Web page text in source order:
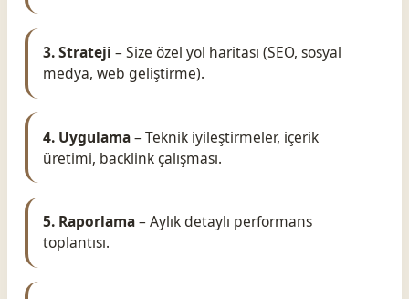
3. Strateji – Size özel yol haritası (SEO, sosyal
medya, web geliştirme).
4. Uygulama– Teknik iyileştirmeler, içerik
üretimi, backlink çalışması.
5. Raporlama– Aylık detaylı performans
toplantısı.